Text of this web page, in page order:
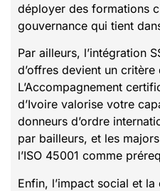
déployer des formations
gouvernance qui tient
Par ailleurs, l’intégration
d’offres devient un
L’Accompagnement
d’Ivoire valorise votre
donneurs d’ordre
par bailleurs, et les
l’ISO 45001 comme
Enfin, l’impact social et